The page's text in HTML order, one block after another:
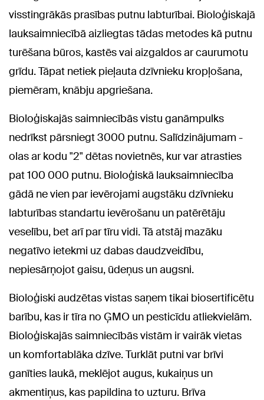
visstingrākās prasības putnu labturībai. Bioloģiskajā
lauksaimniecībā aizliegtas tādas metodes kā putnu
turēšana būros, kastēs vai aizgaldos ar caurumotu
grīdu. Tāpat netiek pieļauta dzīvnieku kropļošana,
piemēram, knābju apgriešana.
Bioloģiskajās saimniecībās vistu ganāmpulks
nedrīkst pārsniegt 3000 putnu. Salīdzinājumam -
olas ar kodu "2" dētas novietnēs, kur var atrasties
pat 100 000 putnu. Bioloģiskā lauksaimniecība
gādā ne vien par ievērojami augstāku dzīvnieku
labturības standartu ievērošanu un patērētāju
veselību, bet arī par tīru vidi. Tā atstāj mazāku
negatīvo ietekmi uz dabas daudzveidību,
nepiesārņojot gaisu, ūdeņus un augsni.
Bioloģiski audzētas vistas saņem tikai biosertificētu
barību, kas ir tīra no ĢMO un pesticīdu atliekvielām.
Bioloģiskajās saimniecībās vistām ir vairāk vietas
un komfortablāka dzīve. Turklāt putni var brīvi
ganīties laukā, meklējot augus, kukaiņus un
akmentiņus, kas papildina to uzturu. Brīva